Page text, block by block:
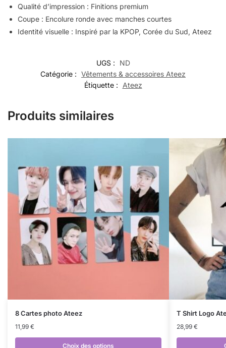
Qualité d’impression : Finitions premium
Coupe : Encolure ronde avec manches courtes
Identité visuelle : Inspiré par la KPOP, Corée du Sud, Ateez
UGS :
ND
Catégorie : Vêtements & accessoires Ateez
Étiquette :
Ateez
Produits similaires
8 Cartes photo Ateez
11,99 €
Choix des options
T Shirt Logo
28,99 €